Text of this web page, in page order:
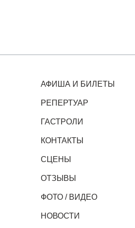
АФИША И БИЛЕТЫ
РЕПЕРТУАР
ГАСТРОЛИ
КОНТАКТЫ
СЦЕНЫ
ОТЗЫВЫ
ФОТО / ВИДЕО
НОВОСТИ